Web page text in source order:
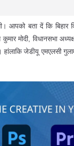
आपको बता दें कि
कुमार मोदी,
हांलाकि जेडीयू एमएलसी